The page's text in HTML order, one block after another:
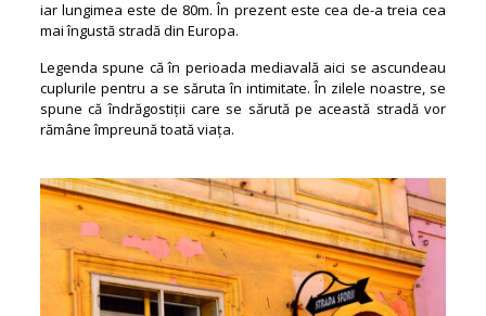
iar lungimea este de 80m. În prezent este cea de-a treia cea
mai îngustă stradă din Europa.
Legenda spune că în perioada mediavală aici se ascundeau
cuplurile pentru a se săruta în intimitate. În zilele noastre, se
spune că îndrăgostiții care se sărută pe această stradă vor
rămâne împreună toată viața.